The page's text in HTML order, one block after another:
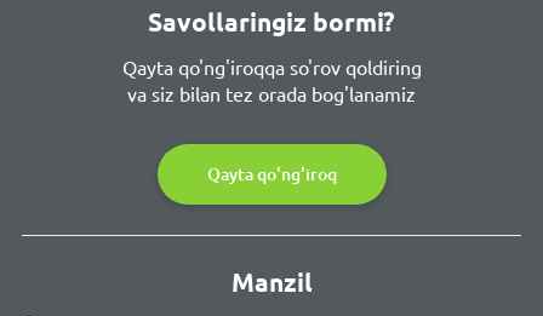
Savollaringiz bormi?
Qayta qo'ng'iroqqa so'rov qoldiring
va siz bilan tez orada bog'lanamiz
Qayta qo'ng'iroq
Manzil